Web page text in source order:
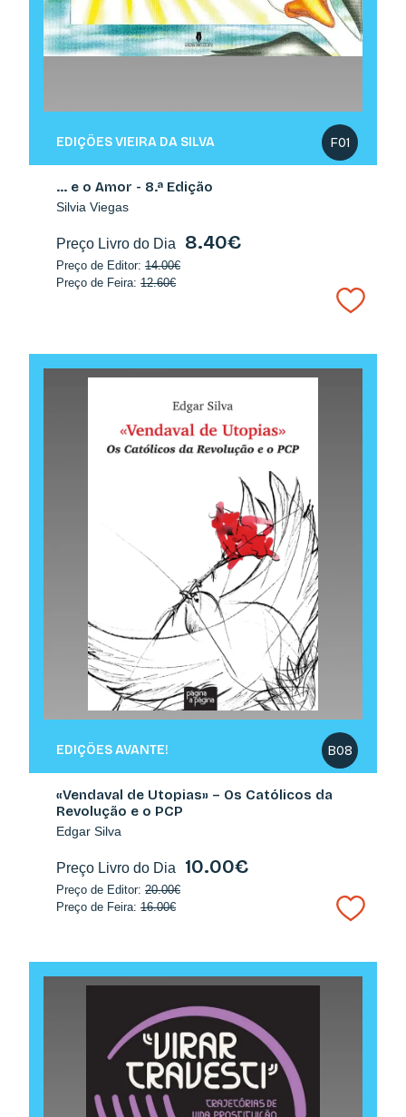
F01
EDIÇÕES VIEIRA DA SILVA
… e o Amor - 8.ª Edição
Silvia Viegas
Preço Livro do Dia 8.40€
Preço de Editor: 14.00€
Preço de Feira: 12.60€
B08
EDIÇÕES AVANTE!
«Vendaval de Utopias» – Os Católicos da
Revolução e o PCP
Edgar Silva
Preço Livro do Dia 10.00€
Preço de Editor: 20.00€
Preço de Feira: 16.00€